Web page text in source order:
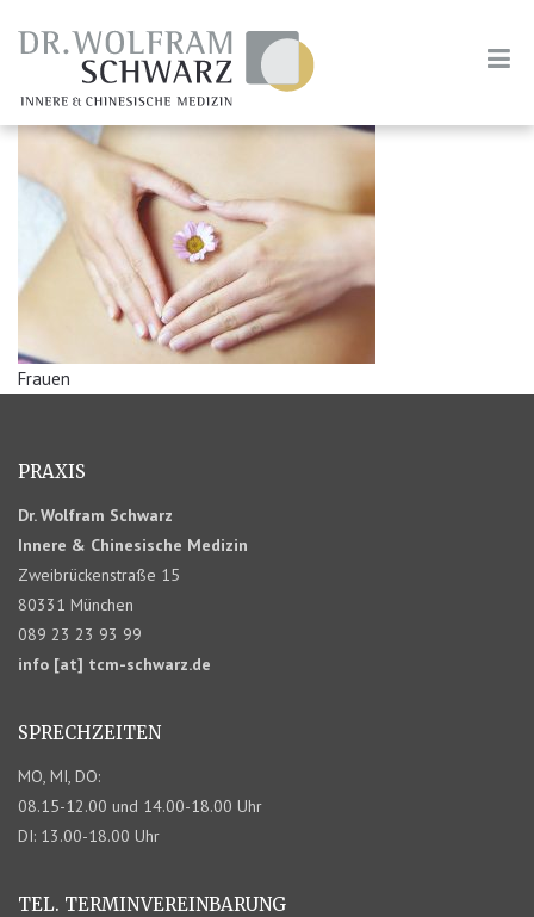
Frauen
PRAXIS
Dr. Wolfram Schwarz
Innere & Chinesische Medizin
Zweibrückenstraße 15
80331 München
089 23 23 93 99
info [at] tcm-schwarz.de
SPRECHZEITEN
MO, MI, DO:
08.15-12.00 und 14.00-18.00 Uhr
DI: 13.00-18.00 Uhr
TEL. TERMIN­VEREINBARUNG